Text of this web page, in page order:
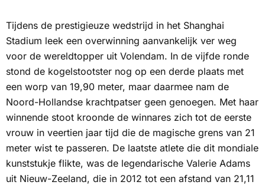
Tijdens de prestigieuze wedstrijd in het Shanghai
Stadium leek een overwinning aanvankelijk ver weg
voor de wereldtopper uit Volendam. In de vijfde ronde
stond de kogelstootster nog op een derde plaats met
een worp van 19,90 meter, maar daarmee nam de
Noord-Hollandse krachtpatser geen genoegen. Met haar
winnende stoot kroonde de winnares zich tot de eerste
vrouw in veertien jaar tijd die de magische grens van 21
meter wist te passeren. De laatste atlete die dit mondiale
kunststukje flikte, was de legendarische Valerie Adams
uit Nieuw-Zeeland, die in 2012 tot een afstand van 21,11